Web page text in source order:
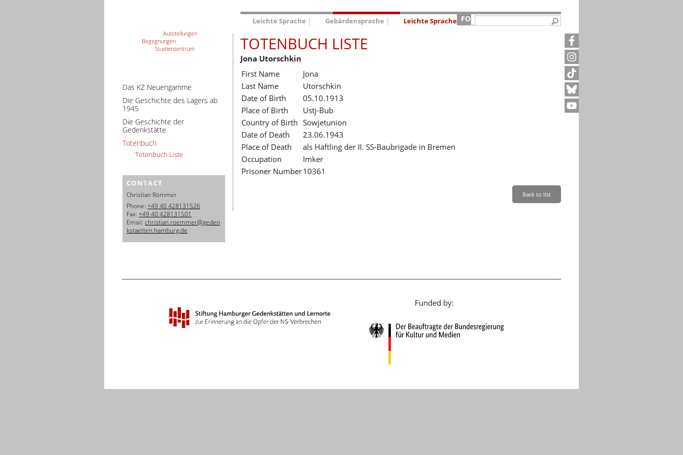
AUSSTELLUNGEN
Lager-SS
Klinkerwerk
Walther-Werke
Gefängnismauer
Haus des Gedenkens
GESCHICHTE
Die Geschichte des Lagers ab 1945
BILDUNG FORSCHUNG
SERVICE
Archivanfrage
Kurze Information
Leichte Sprache
Deutsch
English
Dansk
Italiano
Nederlands
Polski
Português
Türkçe
Yкраїнський
Gebärdensprache Leichte Sprache
TOTENBUCH LISTE
Jona Utorschkin
First Name
Jona
Last Name
Utorschkin
Date of Birth
05.10.1913
Place of Birth
Ustj-Bub
Country of Birth Sowjetunion
Date of Death
23.06.1943
Place of Death
als Häftling der II. SS-Baubrigade in Bremen
Occupation
Imker
Prisoner Number10361
Back to list
Ausstellungen
Begegnungen
Studienzentrum
Das KZ Neuengamme
Die Geschichte des Lagers ab
1945
Die Geschichte der
Gedenkstätte
Totenbuch
Totenbuch Liste
CONTACT
Christian Römmer
Phone: +49 40 428131526
Fax: +49 40 428131501
Email: christian.roemmer@geden
kstaetten.hamburg.de
Funded by: